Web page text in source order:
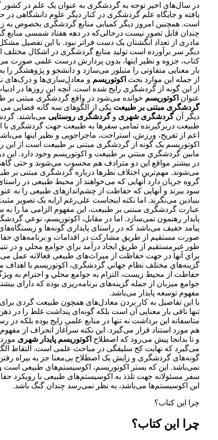
در سال‌های اخیر توجه به گردشگری به عنوان یک علم در
یافته و جایگاه علم گردشگری در کنار دیگر علوم دانشگاهی
است. همچنین امروز دیگر کمیابی منابع گردشگری بخصوص به
چندان قابل تصور نیست درحالی‌که در دهه هفتاد شمسی منابع
مادری از تعداد انگشتان یک دست فراتر نبود. با این تفصیل
دیگر سر برآورده است تولید منابع گردشگری در اشکال مختلف
کتاب، جزوه و نظیر اینها، بدون پردازش درست علمی صورت
بار معنایی متفاوتی را متبلور می‌سازد و دانشجو و پژوهشگر را
از جمله این موارد بحث اکوتوریسم و معادل‌سازی‌ها و درک‌های
از این گونه از گردشگری رایج شده است. آنچه این روزها در
عنوان اکوتوریسم خوانده می‌شود در واقع گردشگری مبتنی بر
گردشگری مبتنی بر طبیعت یکی از الگوهای سه گانه فضایی
دیگر آنگردشگری شهری وگردشگری روستایی می‌باشند.
طبیعت دربرگیرنده تمامی سفرها به طبیعت جهت گردشگری با
اعم از تفریح، ورزش، استراحت، ماجراجویی و نظیر اینها
اکوتوریسم یک گونه از گردشگری مبتنی بر طبیعت است از این
مابين گردشگري مبتني بر طبيعت و اكوتوريسم وجود دارد. اين
در بيشتر مواقع اين دو مترادف هم محسوب می‌شوند و حتی
می‌شوند. مهم‌ترین اختلاف نظرها درباره گردشگری مبتنی بر
گروه جریان دارد آنهایی که می‌خواهند از محیط طبیعی در
سود ببرند و آنهایی که حفاظت از چشم‌اندازهای طبیعی را به
بنیادین می‌نگرند. اما نکته اینجاست علی‌رغم ارایه یک تصویر
عبارت گردشگری مبتنی بر طبیعت، این مفهوم الزامی ما را
پایدار رهنمون نمی‌سازد. اما در مقابل، اکوتوريسم، نوعي
پيامد خفيف می‌باشد که در راستای پايداری گونه‌ها و
صورت مستقيم از طريق مشارکت در اقدامات و برنامه‌هاي
طور غيرمستقيم از طريق ايجاد درآمد براي جوامع محلي و در
براي آنها در جهت حفاظت از ميراث‌های طبيعی فعالانه عمل
گزينه‌هاي مختلف نظام جهاني گردشگری، اکوتوريسم با اهداف
حفاظت از محيط زيست، التزام به جوامع محلي و احترام به
جوامع ميزبان از جمله گزينه‌های برنامه‌ريزی بوده که دارای
مفهوم توسعه پايدار می‌باشد.
با این تفاصیل به کار بردن معادل‌های همچون طبیعت گردی
تنها نافی بار معنایی آن است بلکه گونه‌ای پنداشت غلط را در
متاسفانه این برداشت نه تنها در منابع علمی رایج بوده بلکه در
هم مورد استناد قرار می‌گیرد. این نکته سرآغاز انحراف از
و تا بدانجا پیش می‌رود که اصطلاح اکوتوریسم پایدار شهری
می‌گیرد که نهایت کج سلیقگی در مباحث علمی است. التقاط
گونه‌های گردشگری و زایش یک اصطلاح بی‌معنا جز به بیراه
نمی‌باشد. این که بستر اکوتوریسم، اکوسیستم‌های طبیعی است
سفر مسئولانه جهت تلذذ به اکوسیستم‌های طبیعی با رویکرد
این اکوسیستم‌ها می‌باشد، به نظر نمی‌رسد چندان گنگ باشد.
چرا این کتاب؟
چرا این کتاب؟